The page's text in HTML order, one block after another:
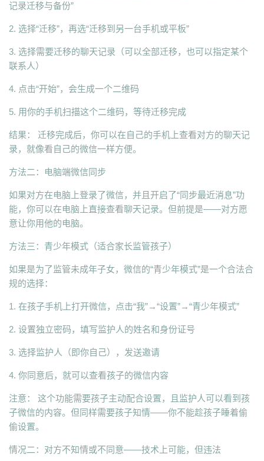
记录迁移与备份”
2. 选择“迁移”，再选“迁移到另一台手机或平板”
3. 选择需要迁移的聊天记录（可以全部迁移，也可以指定某个
联系人）
4. 点击“开始”，会生成一个二维码
5. 用你的手机扫描这个二维码，等待迁移完成
结果： 迁移完成后，你可以在自己的手机上查看对方的聊天记
录，就像看自己的微信一样方便。
方法二：电脑端微信同步
如果对方在电脑上登录了微信，并且开启了“同步最近消息”功
能，你可以在电脑上直接查看聊天记录。但前提是——对方愿
意让你用他的电脑。
方法三：青少年模式（适合家长监管孩子）
如果是为了监管未成年子女，微信的“青少年模式”是一个合法合
规的选择：
1. 在孩子手机上打开微信，点击“我”→“设置”→“青少年模式”
2. 设置独立密码，填写监护人的姓名和身份证号
3. 选择监护人（即你自己），发送邀请
4. 你同意后，就可以查看孩子的微信内容
注意： 这个功能需要孩子主动配合设置，且监护人可以看到孩
子微信的内容。但同样需要孩子知情——你不能趁孩子睡着偷
偷设置。
情况二：对方不知情或不同意——技术上可能，但违法